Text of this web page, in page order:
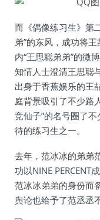
而《偶像练习生》第
弟”的东风，成功将
内“王思聪弟弟”的微
知情人士澄清王思聪
出身于香蕉娱乐的王
庭背景吸引了不少路
竞仙子”的名号圈了
待的练习生之一。
去年，范冰冰的弟弟
功以NINE PERCENT
范冰冰弟弟的身份而
舆论也给予了范丞丞